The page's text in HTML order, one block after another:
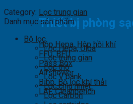
Thiết bị phòng
Hộp Hepa, Hộp hồi khí
FFU, BFU
Pass Box
Airshower
Bibo, Bộ lọc khí thải
LAF, Cleanbench
Category: Lọc trung gian
Danh mục sản phẩm
Bộ lọc
Lọc Hepa, Ulpa
Lọc trung gian
Lọc thô
Lọc V bank
Lọc chịu nhiệt
Lọc Carbon